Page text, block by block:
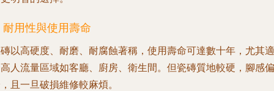
耐用性與使用壽命
以高硬度、耐磨、耐腐蝕著稱，使用壽命可達數十年，尤其適
人流量區域如客廳、廚房、衛生間。但瓷磚質地較硬，腳感偏
且一旦破損維修較麻煩。